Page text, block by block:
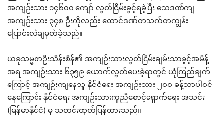
အကျဉ်းသား ၁၄၆၀၀ ကျော် လွတ်ငြိမ်းခွင့်ရခဲ့ပြီး သေဒဏ်ကျ
အကျဉ်းသား ၃၄၈ ဦးကိုလည်း ထောင်ဒဏ်တသက်တကျွန်း
ပြောင်းလဲချမှတ်ခဲ့သည်။
ယခုသမ္မတဦးသိန်းစိန်၏ အကျဉ်းသားလွတ်ငြိမ်းချမ်းသာခွင့်အမိန့်
အရ အကျဉ်းသား ၆၃၅၉ ယောက်လွှတ်ပေးခဲ့ရာတွင် ယုံကြည်ချက်
ကြောင့် အကျဉ်းကျနေသူ နိုင်ငံရေး အကျဉ်းသား ၂၀၀ ခန့်သာပါ၀င်
နေကြောင်း နိုင်ငံရေး အကျဉ်းသားကူညီစောင့်ရှောက်ရေး အသင်း
(မြန်မာနိုင်ငံ) မှ သတင်းထုတ်ပြန်ထားသည်။